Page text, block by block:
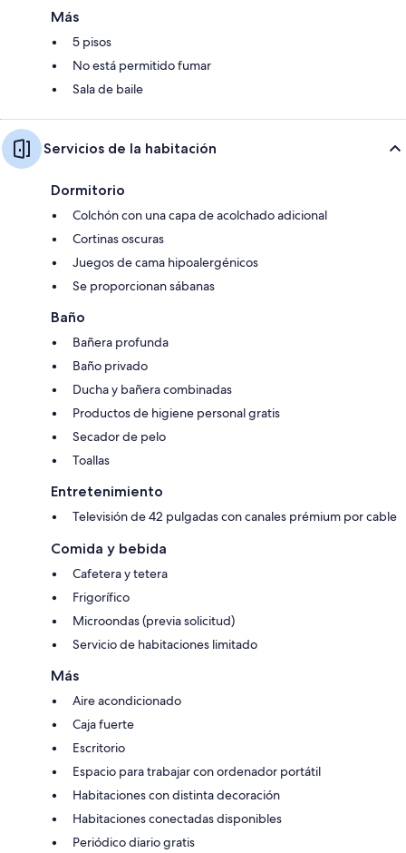
Más
5 pisos
No está permitido fumar
Sala de baile
Servicios de la habitación
Dormitorio
Colchón con una capa de acolchado adicional
Cortinas oscuras
Juegos de cama hipoalergénicos
Se proporcionan sábanas
Baño
Bañera profunda
Baño privado
Ducha y bañera combinadas
Productos de higiene personal gratis
Secador de pelo
Toallas
Entretenimiento
Televisión de 42 pulgadas con canales prémium por cable
Comida y bebida
Cafetera y tetera
Frigorífico
Microondas (previa solicitud)
Servicio de habitaciones limitado
Más
Aire acondicionado
Caja fuerte
Escritorio
Espacio para trabajar con ordenador portátil
Habitaciones con distinta decoración
Habitaciones conectadas disponibles
Periódico diario gratis